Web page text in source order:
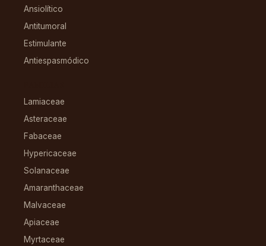
Ansiolítico
Antitumoral
Estimulante
Antiespasmódico
Lamiaceae
Asteraceae
Fabaceae
Hypericaceae
Solanaceae
Amaranthaceae
Malvaceae
Apiaceae
Myrtaceae